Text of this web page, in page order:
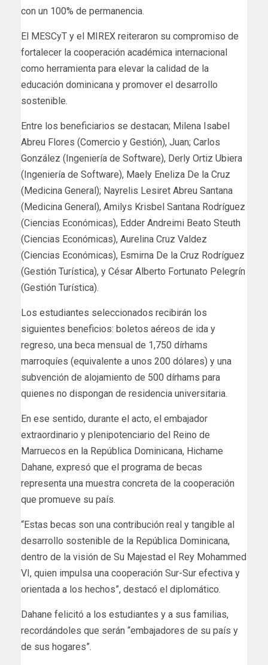
con un 100% de permanencia.
El MESCyT y el MIREX reiteraron su compromiso de
fortalecer la cooperación académica internacional
como herramienta para elevar la calidad de la
educación dominicana y promover el desarrollo
sostenible.
Entre los beneficiarios se destacan; Milena Isabel
Abreu Flores (Comercio y Gestión), Juan; Carlos
González (Ingeniería de Software), Derly Ortiz Ubiera
(Ingeniería de Software), Maely Eneliza De la Cruz
(Medicina General); Nayrelis Lesiret Abreu Santana
(Medicina General), Amilys Krisbel Santana Rodríguez
(Ciencias Económicas), Edder Andreimi Beato Steuth
(Ciencias Económicas), Aurelina Cruz Valdez
(Ciencias Económicas), Esmirna De la Cruz Rodríguez
(Gestión Turística), y César Alberto Fortunato Pelegrín
(Gestión Turística).
Los estudiantes seleccionados recibirán los
siguientes beneficios: boletos aéreos de ida y
regreso, una beca mensual de 1,750 dírhams
marroquíes (equivalente a unos 200 dólares) y una
subvención de alojamiento de 500 dírhams para
quienes no dispongan de residencia universitaria.
En ese sentido, durante el acto, el embajador
extraordinario y plenipotenciario del Reino de
Marruecos en la República Dominicana, Hichame
Dahane, expresó que el programa de becas
representa una muestra concreta de la cooperación
que promueve su país.
“Estas becas son una contribución real y tangible al
desarrollo sostenible de la República Dominicana,
dentro de la visión de Su Majestad el Rey Mohammed
VI, quien impulsa una cooperación Sur-Sur efectiva y
orientada a los hechos”, destacó el diplomático.
Dahane felicitó a los estudiantes y a sus familias,
recordándoles que serán “embajadores de su país y
de sus hogares”.